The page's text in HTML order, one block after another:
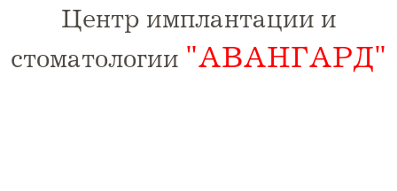
Центр имплантации и
стоматологии "АВАНГАРД"